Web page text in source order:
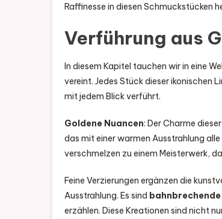
Raffinesse in diesen Schmuckstücken
Verführung aus
In diesem Kapitel tauchen wir in eine
vereint. Jedes Stück dieser ikonischen
mit jedem Blick verführt.
Goldene Nuancen: Der Charme
das mit einer warmen Ausstrahlung
verschmelzen zu einem Meisterwerk,
Feine Verzierungen ergänzen die
Ausstrahlung. Es sind bahnbrechende
erzählen. Diese Kreationen sind nicht